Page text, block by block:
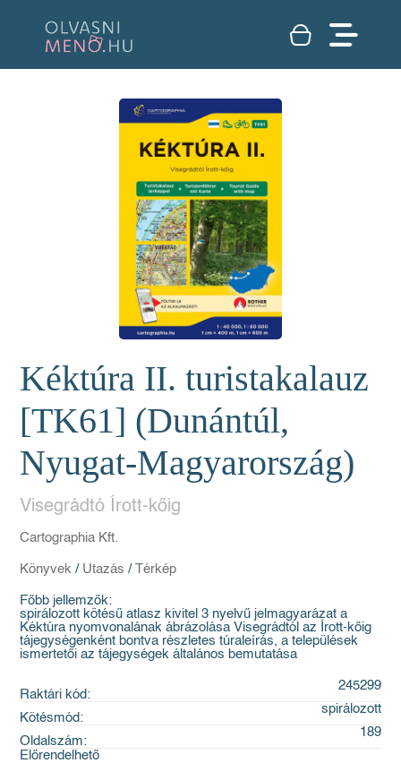
Kéktúra II. turistakalauz
[TK61] (Dunántúl,
Nyugat-Magyarország)
Visegrádtó Írott-kőig
Cartographia Kft.
Könyvek / Utazás / Térkép
Főbb jellemzők:
spirálozott kötésű atlasz kivitel 3 nyelvű jelmagyarázat a
Kéktúra nyomvonalának ábrázolása Visegrádtól az Írott-kőig
tájegységenként bontva részletes túraleírás, a települések
ismertetői az tájegységek általános bemutatása
Raktári kód:
245299
Kötésmód:
spirálozott
Oldalszám:
189
Előrendelhető